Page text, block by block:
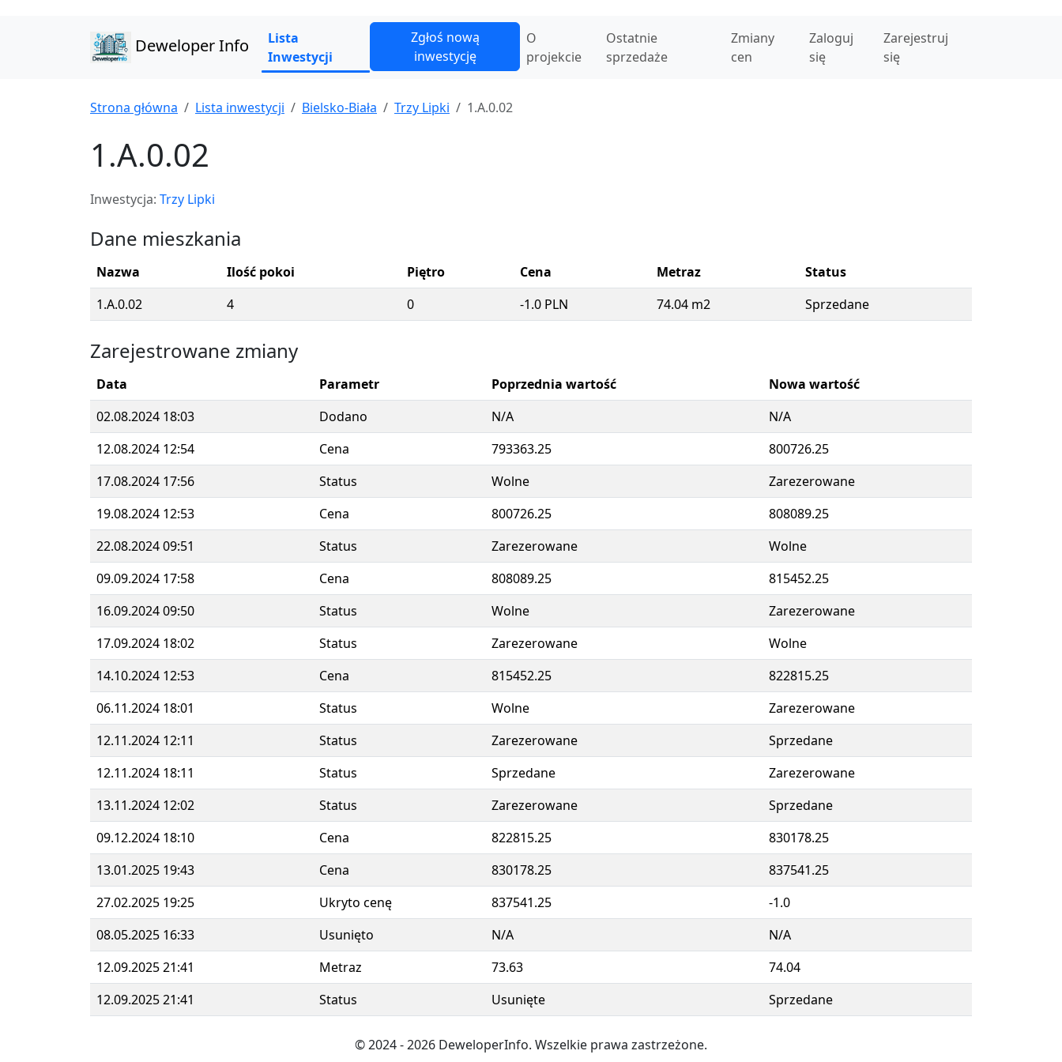
Deweloper Info
Lista
Inwestycji
Zgłoś nową
inwestycję
O
projekcie
Ostatnie
sprzedaże
Zmiany
cen
Zaloguj
się
Zarejestruj
się
Strona główna Lista inwestycji Bielsko-Biała Trzy Lipki 1.A.0.02
1.A.0.02
Inwestycja: Trzy Lipki
Dane mieszkania
Nazwa Ilość pokoi Piętro Cena Metraz
Status
1.A.0.02
4 0 -1.0 PLN 74.04 m2 Sprzedane
Zarejestrowane zmiany
Data Parametr Poprzednia wartość
Nowa wartość
02.08.2024 18:03
Dodano N/A
N/A
12.08.2024 12:54
Cena 793363.25
800726.25
17.08.2024 17:56
Status Wolne
Zarezerowane
19.08.2024 12:53
Cena 800726.25
808089.25
22.08.2024 09:51
Status Zarezerowane
Wolne
09.09.2024 17:58
Cena 808089.25
815452.25
16.09.2024 09:50
Status Wolne
Zarezerowane
17.09.2024 18:02
Status Zarezerowane
Wolne
14.10.2024 12:53
Cena 815452.25
822815.25
06.11.2024 18:01
Status Wolne
Zarezerowane
12.11.2024 12:11
Status Zarezerowane
Sprzedane
12.11.2024 18:11
Status Sprzedane
Zarezerowane
13.11.2024 12:02
Status Zarezerowane
Sprzedane
09.12.2024 18:10
Cena 822815.25
830178.25
13.01.2025 19:43
Cena 830178.25
837541.25
27.02.2025 19:25
Ukryto cenę 837541.25
-1.0
08.05.2025 16:33
Usunięto N/A
N/A
12.09.2025 21:41
Metraz 73.63
74.04
12.09.2025 21:41
Status Usunięte Sprzedane
© 2024- 2026 DeweloperInfo. Wszelkie prawa zastrzeżone.